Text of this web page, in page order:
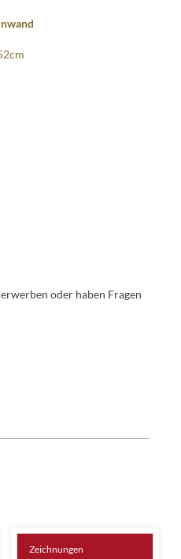
oder haben Fragen
Zeichnungen